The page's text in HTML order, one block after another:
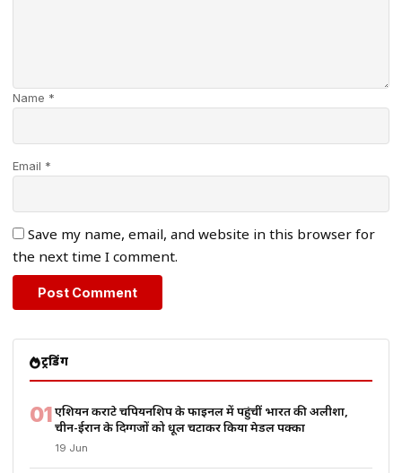
Name *
Email *
Save my name, email, and website in this browser for
the next time I comment.
ट्रेंडिंग
01एशियन कराटे चैंपियनशिप के फाइनल में पहुंचीं भारत की अलीशा,
चीन-ईरान के दिग्गजों को धूल चटाकर किया मेडल पक्का
19 Jun